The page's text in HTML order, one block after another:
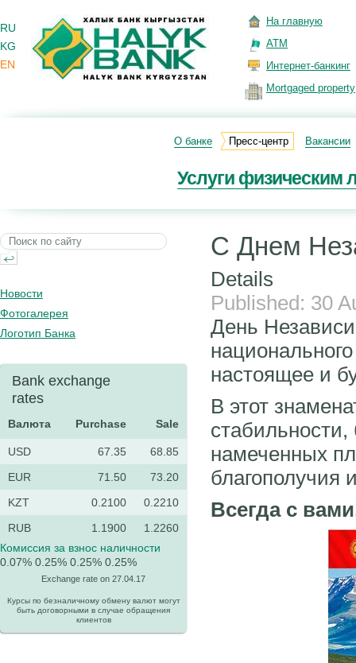
RU
KG
EN
На главную
ATM
Интернет-банкинг
Mortgaged property
О банке Пресс-центр Вакансии
Услуги физическим
С Днем
Details
Published: 30
День
настоящее и
В этот
намеченных
благополучия
Всегда с
Новости
Фотогалерея
Логотип Банка
Bank exchange
rates
Валюта Purchase Sale
USD 67.35
68.85
EUR
71.50
73.20
KZT
0.2100
0.2210
RUB
1.1900
1.2260
Комиссия за взнос наличности
0.07% 0.25% 0.25% 0.25%
Exchange rate on 27.04.17
Курсы по безналичному обмену валют могут
быть договорными в случае обращения
клиентов